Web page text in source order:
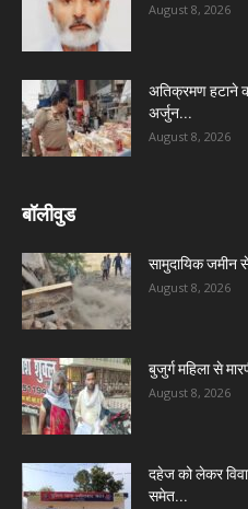
August 8, 2026
अतिक्रमण हटाने
अर्जुन...
August 8, 2026
बॉलीवुड
सामुदायिक जमीन
August 8, 2026
बुजुर्ग महिला से
August 8, 2026
दहेज को लेकर
समेत...